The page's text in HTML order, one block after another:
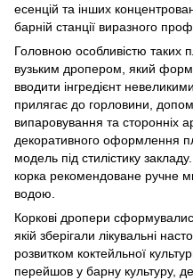
есенцій та інших
барній станції виразного
Головною особливістю таких
вузьким дропером, який
вводити інгредієнт
прилягає до горловини,
випаровування та сторонніх
декоративного оформлення
модель під стилістику
корка рекомендоване ручне
водою.
Коркові дропери
якій зберігали лікувальні
розвитком коктейльної
перейшов у барну культуру,